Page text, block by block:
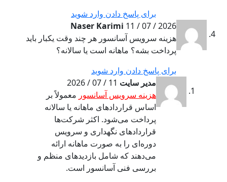
برای پاسخ دادن وارد شوید
Naser Karimi 11 / 07 / 2026
هزینه سرویس آسانسور هر چند وقت یکبار باید
پرداخت بشه؟ ماهانه است یا سالانه؟
برای پاسخ دادن وارد شوید
مدیر سایت 11 / 07 / 2026
هزینه سرویس آسانسور معمولاً بر
اساس قراردادهای ماهانه یا سالانه
پرداخت می‌شود. اکثر شرکت‌ها
قراردادهای نگهداری و سرویس
دوره‌ای را به صورت ماهانه ارائه
می‌دهند که شامل بازدیدهای منظم و
بررسی فنی آسانسور است.